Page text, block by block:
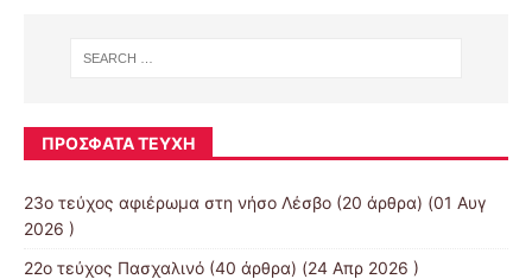
ΠΡΌΣΦΑΤΑ ΤΕΎΧΗ
23ο τεύχος αφιέρωμα στη νήσο Λέσβο (20 άρθρα) (01 Αυγ
2026 )
22ο τεύχος Πασχαλινό (40 άρθρα) (24 Απρ 2026 )